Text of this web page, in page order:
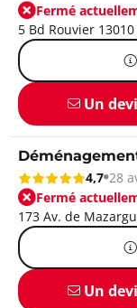
Fermé
5 Bd Rouvier
Un
4,7 28
Fermé
173 Av. de
Un